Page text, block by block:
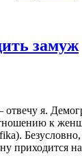
замуж
я.
к
приходится